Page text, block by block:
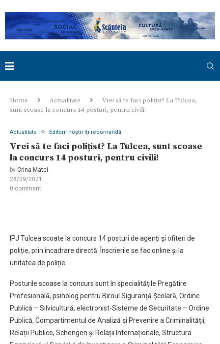
Home Actualitate
Vrei să te faci polițist? La Tulcea,
sunt scoase la concurs 14 posturi, pentru civili!
Actualitate Editorii noștri îți recomandă
Vrei să te faci polițist? La Tulcea, sunt scoase
la concurs 14 posturi, pentru civili!
by Crina Matei
28/09/2021
0 comment
IPJ Tulcea scoate la concurs 14 posturi de agenți și ofiteri de
poliție, prin încadrare directă. Înscrierile se fac online și la
unitatea de poliție.
Posturile scoase la concurs sunt în specialitățile Pregătire
Profesională, psiholog pentru Biroul Siguranță Școlară, Ordine
Publică – Silvicultură, electronist-Sisteme de Securitate – Ordine
Publică, Compartimentul de Analiză și Prevenire a Criminalității,
Relații Publice, Schengen și Relații Internaționale, Structura